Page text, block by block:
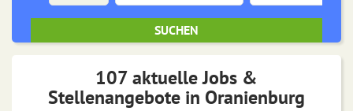
107 aktuelle Jobs &
Stellenangebote in Oranienburg